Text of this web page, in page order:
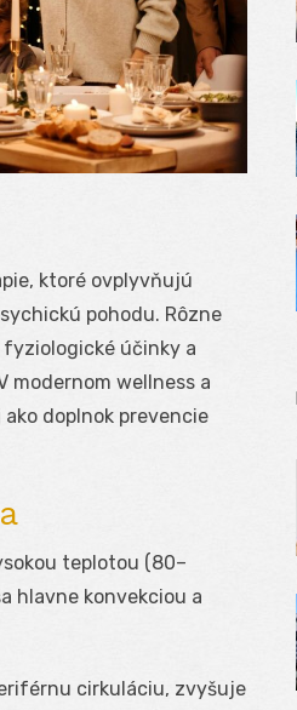
ktoré ovplyvňujú
pohodu. Rôzne
účinky a
modernom wellness a
doplnok prevencie
teplotou (80–
hlavne konvekciou a
cirkuláciu, zvyšuje